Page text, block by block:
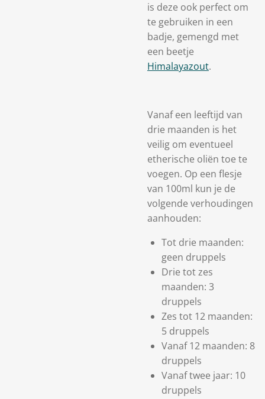
is deze ook perfect om
te gebruiken in een
badje, gemengd met
een beetje
Himalayazout.
Vanaf een leeftijd van
drie maanden is het
veilig om eventueel
etherische oliën toe te
voegen. Op een flesje
van 100ml kun je de
volgende verhoudingen
aanhouden:
Tot drie maanden:
geen druppels
Drie tot zes
maanden: 3
druppels
Zes tot 12 maanden:
5 druppels
Vanaf 12 maanden: 8
druppels
Vanaf twee jaar: 10
druppels